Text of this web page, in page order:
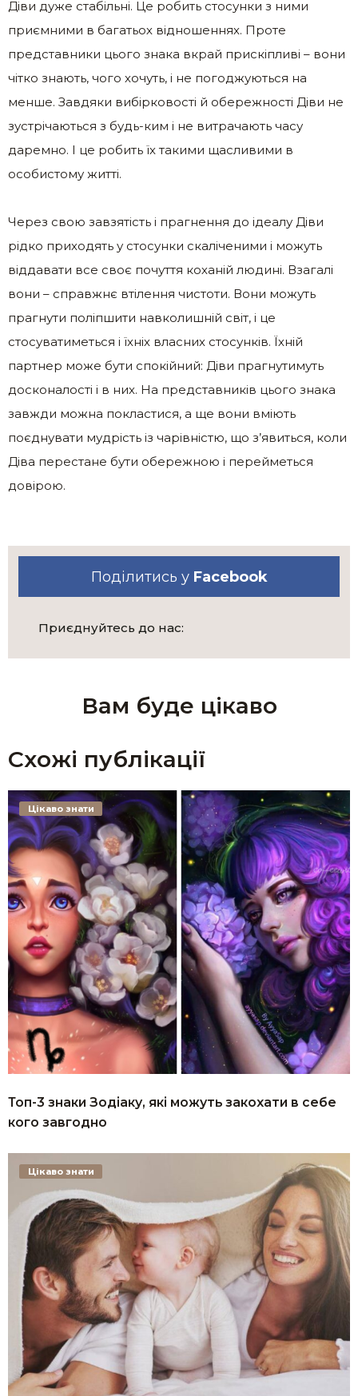
Діви дуже стабільні. Це робить стосунки з ними
приємними в багатьох відношеннях. Проте
представники цього знака вкрай прискіпливі – вони
чітко знають, чого хочуть, і не погоджуються на
менше. Завдяки вибірковості й обережності Діви не
зустрічаються з будь-ким і не витрачають часу
даремно. І це робить їх такими щасливими в
особистому житті.
Через свою завзятість і прагнення до ідеалу Діви
рідко приходять у стосунки скаліченими і можуть
віддавати все своє почуття коханій людині. Взагалі
вони – справжнє втілення чистоти. Вони можуть
прагнути поліпшити навколишній світ, і це
стосуватиметься і їхніх власних стосунків. Їхній
партнер може бути спокійний: Діви прагнутимуть
досконалості і в них. На представників цього знака
завжди можна покластися, а ще вони вміють
поєднувати мудрість із чарівністю, що з’явиться, коли
Діва перестане бути обережною і перейметься
довірою.
Поділитись у Facebook
Приєднуйтесь до нас:
Вам буде цікаво
Схожі публікації
Топ-3 знаки Зодіаку, які можуть закохати в себе
кого завгодно
Цікаво знати
Цікаво знати